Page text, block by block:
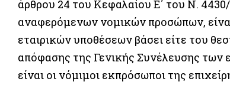
άρθρου 24 του Κεφαλαίου Ε΄ του Ν.
αναφερόμενων νομικών προσώπων,
εταιρικών υποθέσεων βάσει είτε του
απόφασης της Γενικής Συνέλευσης των
είναι οι νόμιμοι εκπρόσωποι της